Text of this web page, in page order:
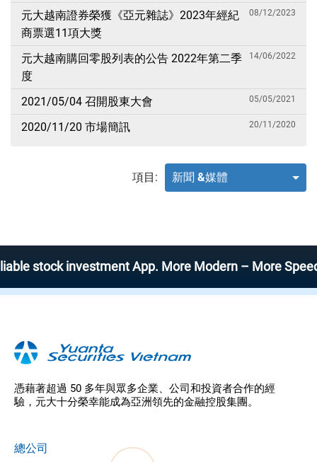
元大越南證券榮獲《亞元雜誌》2023年經紀
商票選11項大獎
08/12/2023
元大越南購回零股列表的公告 2022年第二季
度
14/06/2022
2021/05/04 召開股東大會 05/05/2021
2020/11/20 市場簡訊 20/11/2020
項目: 新聞 &媒體
investment App. More Modern – More Speed –
憑藉著超過 50 多年與眾多企業、公司和投資者合作的經
驗，元大十分榮幸能成為亞洲領先的金融控股集團。
總公司